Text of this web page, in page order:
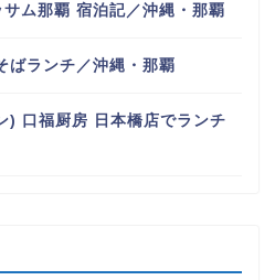
ム那覇 宿泊記／沖縄・那覇
ばランチ／沖縄・那覇
) 口福厨房 日本橋店でランチ